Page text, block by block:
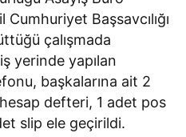
Başsavcılığı
çalışmada
yerinde yapılan
başkalarına ait 2
defteri, 1 adet pos
slip ele geçirildi.